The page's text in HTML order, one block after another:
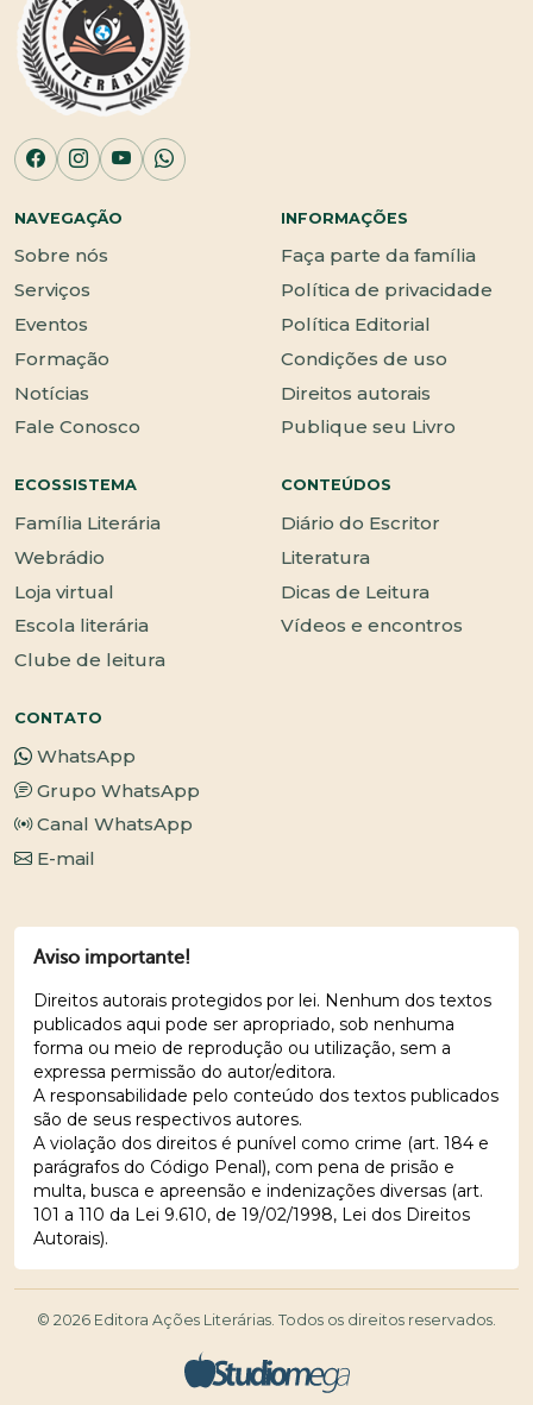
NAVEGAÇÃO
Sobre nós
Serviços
Eventos
Formação
Notícias
Fale Conosco
INFORMAÇÕES
Faça parte da família
Política de privacidade
Política Editorial
Condições de uso
Direitos autorais
Publique seu Livro
ECOSSISTEMA
Família Literária
Webrádio
Loja virtual
Escola literária
Clube de leitura
CONTEÚDOS
Diário do Escritor
Literatura
Dicas de Leitura
Vídeos e encontros
CONTATO
WhatsApp
Grupo WhatsApp
Canal WhatsApp
E-mail
Aviso importante!
Direitos autorais protegidos por lei. Nenhum dos textos
publicados aqui pode ser apropriado, sob nenhuma
forma ou meio de reprodução ou utilização, sem a
expressa permissão do autor/editora.
A responsabilidade pelo conteúdo dos textos publicados
são de seus respectivos autores.
A violação dos direitos é punível como crime (art. 184 e
parágrafos do Código Penal), com pena de prisão e
multa, busca e apreensão e indenizações diversas (art.
101 a 110 da Lei 9.610, de 19/02/1998, Lei dos Direitos
Autorais).
© 2026 Editora Ações Literárias. Todos os direitos reservados.